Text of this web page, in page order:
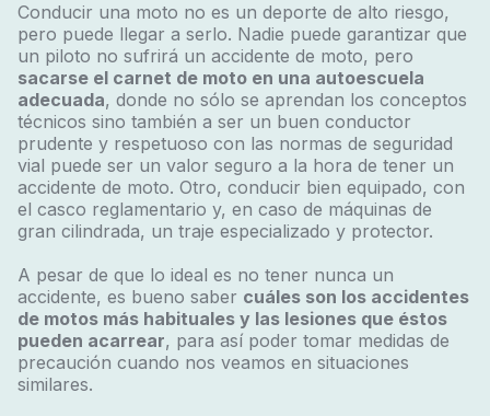
Conducir una moto no es un deporte de alto riesgo,
pero puede llegar a serlo. Nadie puede garantizar que
un piloto no sufrirá un accidente de moto, pero
sacarse el carnet de moto en una autoescuela
adecuada, donde no sólo se aprendan los conceptos
técnicos sino también a ser un buen conductor
prudente y respetuoso con las normas de seguridad
vial puede ser un valor seguro a la hora de tener un
accidente de moto. Otro, conducir bien equipado, con
el casco reglamentario y, en caso de máquinas de
gran cilindrada, un traje especializado y protector.
A pesar de que lo ideal es no tener nunca un
accidente, es bueno saber cuáles son los accidentes
de motos más habituales y las lesiones que éstos
pueden acarrear, para así poder tomar medidas de
precaución cuando nos veamos en situaciones
similares.